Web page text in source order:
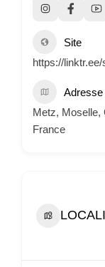
Site
https://
Adresse
Metz, Moselle,
France